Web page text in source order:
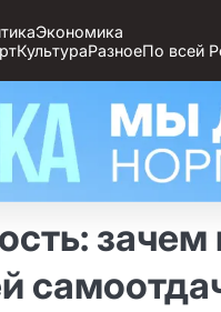
Экономика
КультураРазноеПо всей
зачем